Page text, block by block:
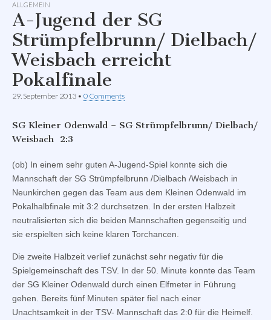
ALLGEMEIN
A-Jugend der SG
Strümpfelbrunn/ Dielbach/
Weisbach erreicht
Pokalfinale
29. September 2013 • 0 Comments
SG Kleiner Odenwald – SG Strümpfelbrunn/ Dielbach/
Weisbach 2:3
(ob) In einem sehr guten A-Jugend-Spiel konnte sich die
Mannschaft der SG Strümpfelbrunn /Dielbach /Weisbach in
Neunkirchen gegen das Team aus dem Kleinen Odenwald im
Pokalhalbfinale mit 3:2 durchsetzen. In der ersten Halbzeit
neutralisierten sich die beiden Mannschaften gegenseitig und
sie erspielten sich keine klaren Torchancen.
Die zweite Halbzeit verlief zunächst sehr negativ für die
Spielgemeinschaft des TSV. In der 50. Minute konnte das Team
der SG Kleiner Odenwald durch einen Elfmeter in Führung
gehen. Bereits fünf Minuten später fiel nach einer
Unachtsamkeit in der TSV- Mannschaft das 2:0 für die Heimelf.